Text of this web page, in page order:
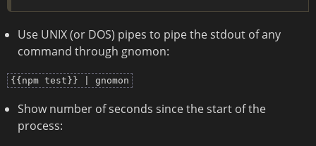
Use UNIX (or DOS) pipes to pipe the stdout of any
command through gnomon:
{{npm test}} | gnomon
Show number of seconds since the start of the
process: